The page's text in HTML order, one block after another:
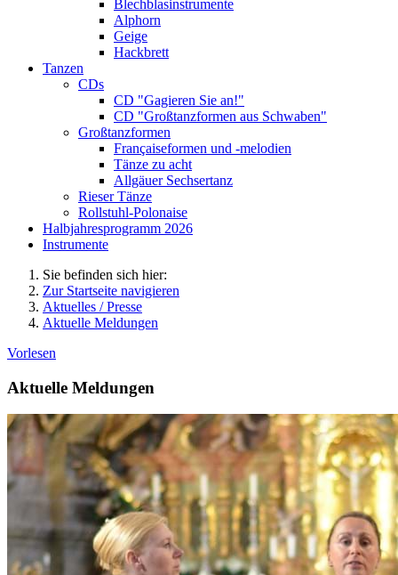
Blechblasinstrumente
Alphorn
Geige
Hackbrett
Tanzen
CDs
CD "Gagieren Sie an!"
CD "Großtanzformen aus Schwaben"
Großtanzformen
Françaiseformen und -melodien
Tänze zu acht
Allgäuer Sechsertanz
Rieser Tänze
Rollstuhl-Polonaise
Halbjahresprogramm 2026
Instrumente
Sie befinden sich hier:
Zur Startseite navigieren
Aktuelles / Presse
Aktuelle Meldungen
Vorlesen
Aktuelle Meldungen